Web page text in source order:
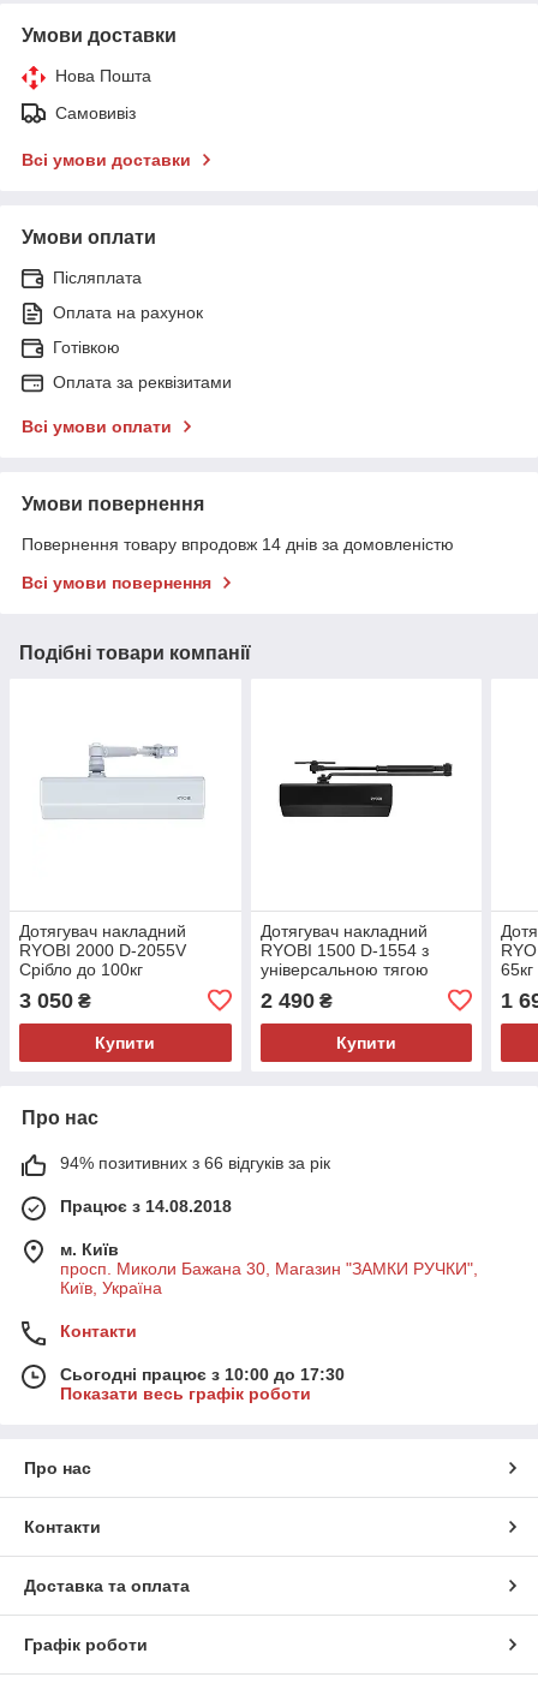
Умови доставки
Нова Пошта
Самовивіз
Всі умови доставки
Умови оплати
Післяплата
Оплата на рахунок
Готівкою
Оплата за реквізитами
Всі умови оплати
Умови повернення
Повернення товару впродовж 14 днів за домовленістю
Всі умови повернення
Подібні товари компанії
Дотягувач накладний
RYOBI 2000 D-2055V
Срібло до 100кг
3 050 ₴
Купити
Дотягувач накладний
RYOBI 1500 D-1554 з
універсальною тягою
2 490₴
Купити
1
Про нас
94% позитивних з 66 відгуків за рік
Працює з 14.08.2018
м. Київ
просп. Миколи Бажана 30, Магазин "ЗАМКИ РУЧКИ",
Київ, Україна
Контакти
Сьогодні працює з 10:00 до 17:30
Показати весь графік роботи
Про нас
Контакти
Доставка та оплата
Графік роботи